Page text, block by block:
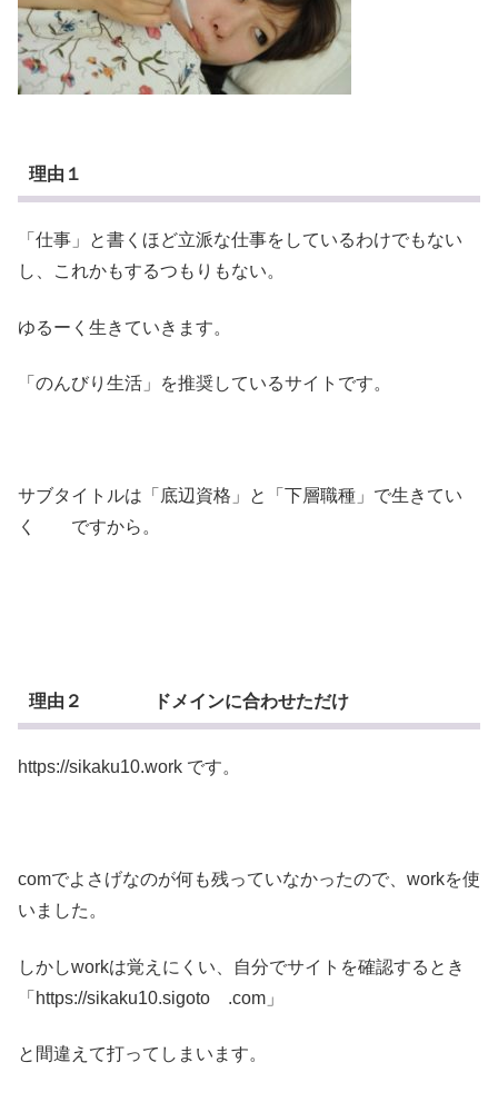
理由１
「仕事」と書くほど立派な仕事をしているわけでもない
し、これかもするつもりもない。
ゆるーく生きていきます。
「のんびり生活」を推奨しているサイトです。
サブタイトルは「底辺資格」と「下層職種」で生きてい
く ですから。
理由２ ドメインに合わせただけ
https://sikaku10.work です。
comでよさげなのが何も残っていなかったので、workを使
いました。
しかしworkは覚えにくい、自分でサイトを確認するとき
「https://sikaku10.sigoto .com」
と間違えて打ってしまいます。